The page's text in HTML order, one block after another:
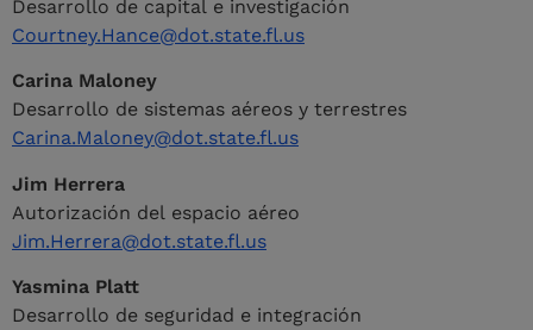
Desarrollo de capital e investigación
Courtney.Hance@dot.state.fl.us
Carina Maloney
Desarrollo de sistemas aéreos y terrestres
Carina.Maloney@dot.state.fl.us
Jim Herrera
Autorización del espacio aéreo
Jim.Herrera@dot.state.fl.us
Yasmina Platt
Desarrollo de seguridad e integración